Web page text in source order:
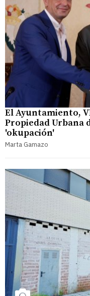
El Ayuntamiento,
Propiedad Urbana
'okupación'
Marta Gamazo